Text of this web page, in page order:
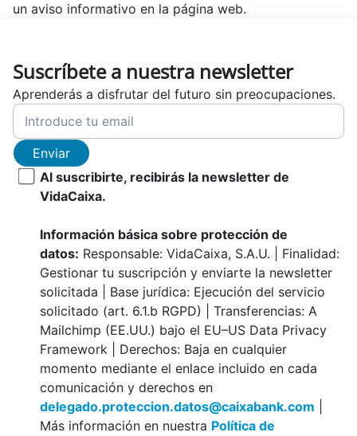
un aviso informativo en la página web.
Suscríbete a nuestra newsletter
Aprenderás a disfrutar del futuro sin preocupaciones.
Enviar
Al suscribirte, recibirás la newsletter de
VidaCaixa.
Información básica sobre protección de
datos: Responsable: VidaCaixa, S.A.U. | Finalidad:
Gestionar tu suscripción y enviarte la newsletter
solicitada | Base jurídica: Ejecución del servicio
solicitado (art. 6.1.b RGPD) | Transferencias: A
Mailchimp (EE.UU.) bajo el EU–US Data Privacy
Framework | Derechos: Baja en cualquier
momento mediante el enlace incluido en cada
comunicación y derechos en
delegado.proteccion.datos@caixabank.com
Más información en nuestra Política de